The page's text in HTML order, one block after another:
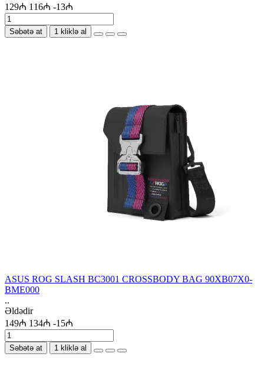
129₼ 116₼ -13₼
Səbətə at 1 kliklə al
ASUS ROG SLASH BC3001 CROSSBODY BAG 90XB07X0-
BME000
..
Əldədir
149₼ 134₼ -15₼
Səbətə at 1 kliklə al